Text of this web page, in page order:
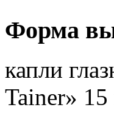
Форма
капли
Tainer» 15